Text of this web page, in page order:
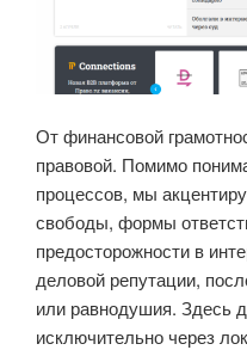
От финансовой
правовой. Помимо
процессов, мы
свободы, формы
предосторожности в
деловой репутации,
или равнодушия. Здесь
исключительно через